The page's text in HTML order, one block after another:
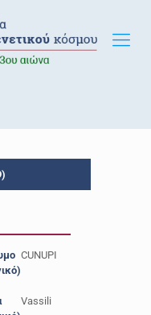
CUNUPI
Vassili